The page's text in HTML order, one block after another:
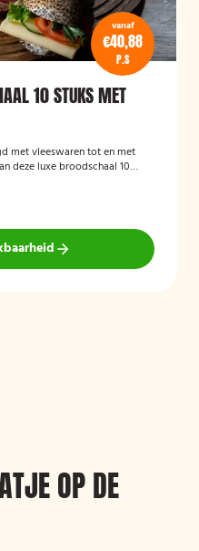
vanaf
€40,88
P.S
10 STUKS MET
met vleeswaren tot en met
deze luxe broodschaal 10
OP DE